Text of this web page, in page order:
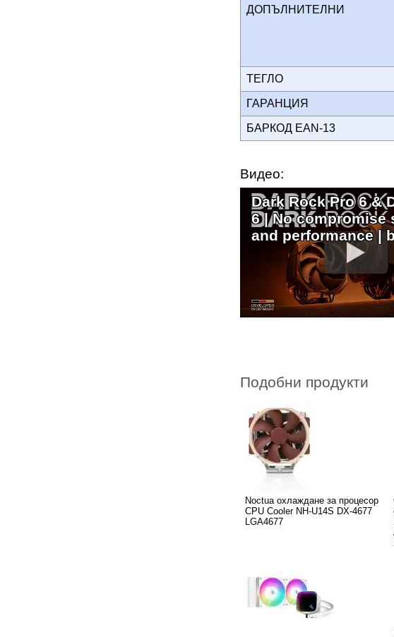
ДОПЪЛНИТЕЛНИ
ТЕГЛО
ГАРАНЦИЯ
БАРКОД EAN-13
Видео:
Dark Rock Pro 6 &
6 | No compromise
and performance |
Подобни продукти
Noctua охлаждане за процесор
CPU Cooler NH-U14S DX-4677
LGA4677